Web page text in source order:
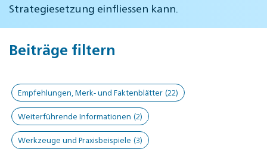
Strategiesetzung einfliessen kann.
Beiträge filtern
Empfehlungen, Merk- und Faktenblätter (22)
Weiterführende Informationen (2)
Werkzeuge und Praxisbeispiele (3)